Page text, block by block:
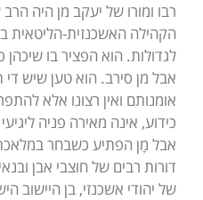
רבו ומורו של יעקב מן היה
הקהילה האשכנזית-הליטאית
לגדולות. הוא הפציר בו שיכהן
אבל מן סירב. הוא טען שיש
אומנותם ואין רצונו אלא
כידוע, אינה מאירה פניה
אבל מָן הפתיע כשבחר
דורות רבים של חוצבי אבן
של יהודי אשכנזי, בן היישוב